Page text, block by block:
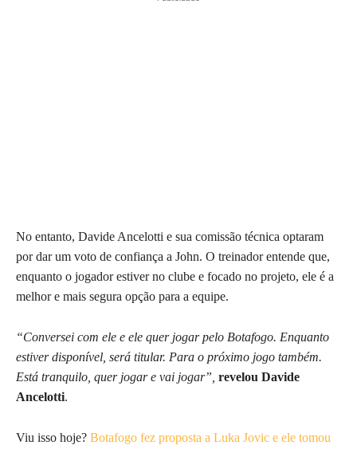
No entanto, Davide Ancelotti e sua comissão técnica optaram
por dar um voto de confiança a John. O treinador entende que,
enquanto o jogador estiver no clube e focado no projeto, ele é a
melhor e mais segura opção para a equipe.
“Conversei com ele e ele quer jogar pelo Botafogo. Enquanto
estiver disponível, será titular. Para o próximo jogo também.
Está tranquilo, quer jogar e vai jogar”, revelou Davide
Ancelotti.
Viu isso hoje? Botafogo fez proposta a Luka Jovic e ele tomou